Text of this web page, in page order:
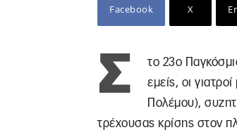
Facebook X
Σ
το 23ο
εμείς, οι
Πολέμου),
τρέχουσας κρίσης στον